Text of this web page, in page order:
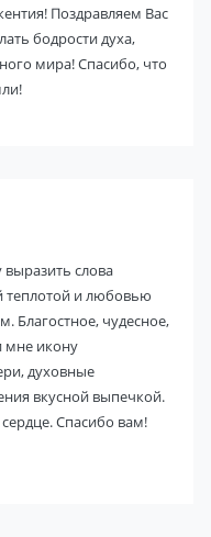
Поздравляем Вас
бодрости духа,
мира! Спасибо, что
слова
теплотой и любовью
Благостное, чудесное,
мне икону
духовные
вкусной выпечкой.
Спасибо вам!